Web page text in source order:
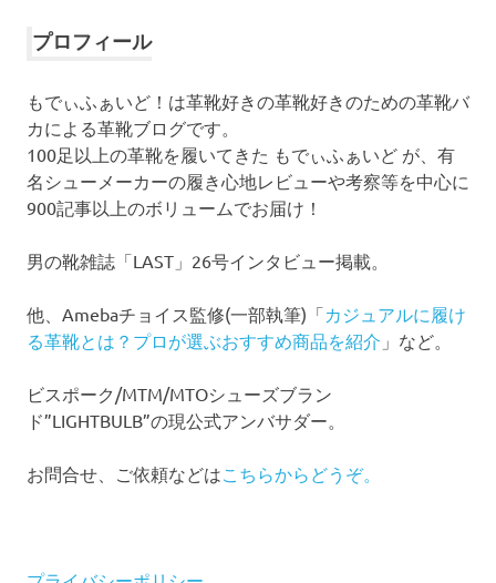
イ
プロフィール
もでぃふぁいど！は革靴好きの革靴好きのための革靴バ
カによる革靴ブログです。
100足以上の革靴を履いてきた もでぃふぁいど が、有
名シューメーカーの履き心地レビューや考察等を中心に
900記事以上のボリュームでお届け！
男の靴雑誌「LAST」26号インタビュー掲載。
他、Amebaチョイス監修(一部執筆)「カジュアルに履け
る革靴とは？プロが選ぶおすすめ商品を紹介 」など。
ビスポーク/MTM/MTOシューズブラン
ド”LIGHTBULB”の現公式アンバサダー。
お問合せ、ご依頼などは こちらからどうぞ。